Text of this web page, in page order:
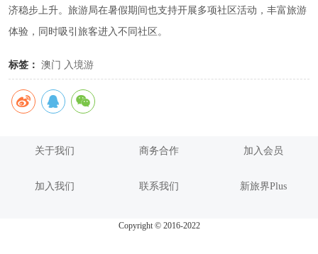
济稳步上升。旅游局在暑假期间也支持开展多项社区活动，丰富旅游
体验，同时吸引旅客进入不同社区。
标签： 澳门 入境游
关于我们
加入我们
商务合作
联系我们
加入会员
新旅界Plus
Copyright © 2016-2022